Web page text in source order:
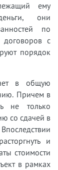
ему
они
по
договоров с
порядок
в общую
Причем в
не только
со сдачей в
и
стоимости
в рамках